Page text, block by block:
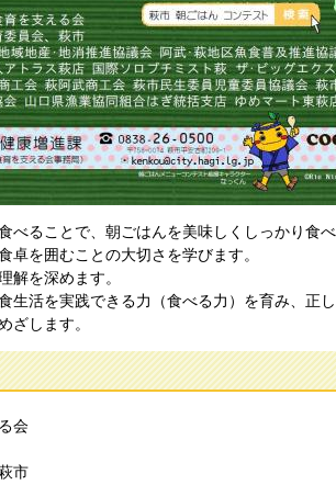
べることで、朝ごはんを美味しくしっかり食べ
卓を囲むことの大切さを学びます。
解を深めます。
生活を実践できる力（食べる力）を育み、正し
ざします。
会
市